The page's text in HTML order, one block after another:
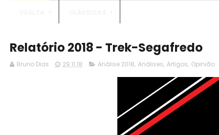
Relatório 2018 - Trek-Segafredo
Bruno Dias 29.11.18 Análise 2018, Análises, Artigos, Opinião